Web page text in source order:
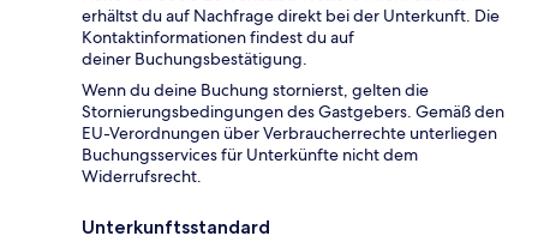
erhältst du auf Nachfrage direkt bei der Unterkunft. Die
Kontaktinformationen findest du auf
deiner Buchungsbestätigung.
Wenn du deine Buchung stornierst, gelten die
Stornierungsbedingungen des Gastgebers. Gemäß den
EU-Verordnungen über Verbraucherrechte unterliegen
Buchungsservices für Unterkünfte nicht dem
Widerrufsrecht.
Unterkunftsstandard